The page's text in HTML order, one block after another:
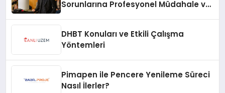
Sorunlarına Profesyonel Müdahale ve
DHBT Konuları ve Etkili Çalışma
Yöntemleri
Pimapen ile Pencere Yenileme Süreci
Nasıl İlerler?